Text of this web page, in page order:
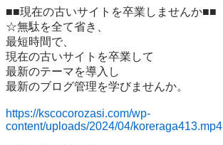
■■現在の古いサイトを卒業しませんか■■
☆無駄を全て省き、
最短時間で、
現在の古いサイトを卒業して
最新のテーマを導入し
最新のブログ管理を学びませんか。
https://kscocorozasi.com/wp-
content/uploads/2024/04/koreraga413.mp4